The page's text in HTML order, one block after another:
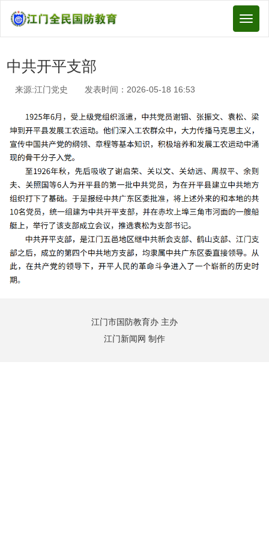
中共开平支部
来源:江门党史 发表时间：2026-05-18 16:53
江门市国防教育办 主办
江门新闻网 制作